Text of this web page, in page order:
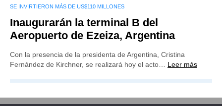
SE INVIRTIERON MÁS DE US$110 MILLONES
Inaugurarán la terminal B del
Aeropuerto de Ezeiza, Argentina
Con la presencia de la presidenta de Argentina, Cristina
Fernández de Kirchner, se realizará hoy el acto… Leer más